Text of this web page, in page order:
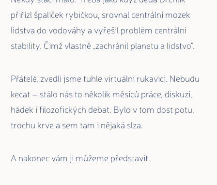
přiřízl špalíček rybičkou, srovnal centrální mozek
lidstva do vodováhy a vyřešil problém centrální
stability. Čímž vlastně „zachránil planetu a lidstvo“.
Přátelé, zvedli jsme tuhle virtuální rukavici. Nebudu
kecat – stálo nás to několik měsíců práce, diskuzí,
hádek i filozofických debat. Bylo v tom dost potu,
trochu krve a sem tam i nějaká slza.
A nakonec vám ji můžeme představit.